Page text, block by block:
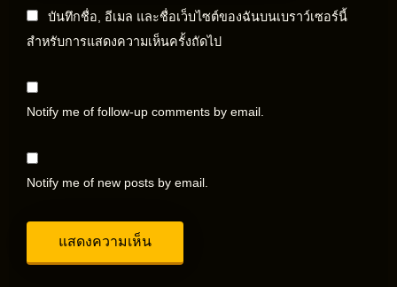
บันทึกชื่อ, อีเมล และชื่อเว็บไซต์ของฉันบนเบราว์เซอร์นี้
สำหรับการแสดงความเห็นครั้งถัดไป
Notify me of follow-up comments by email.
Notify me of new posts by email.